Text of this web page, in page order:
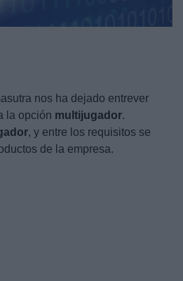
nos ha dejado entrever
la opción multijugador.
, y entre los requisitos se
de la empresa.